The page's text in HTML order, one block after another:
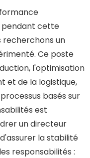
pendant cette
recherchons un
Ce poste
l'optimisation
et de la logistique,
basés sur
est
un directeur
la stabilité
responsabilités :